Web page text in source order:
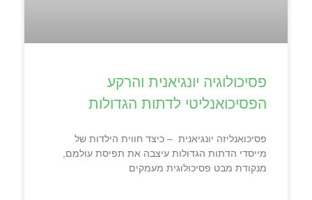
פסיכולוגיה יונגיאנית והרקע
הפסיכואנליטי לדתות הגדולות
פסיכואנליזה יונגיאנית – כיצד חווית הילדות של
מייסדי הדתות הגדולות עיצבה את תפיסת עולמם,
מנקודת מבט פסיכולוגית מעמקים